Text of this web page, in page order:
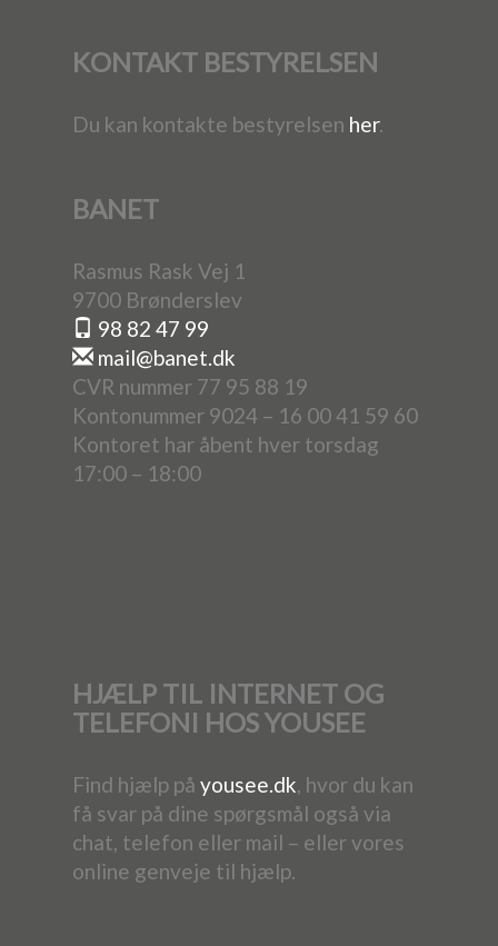
KONTAKT BESTYRELSEN
Du kan kontakte bestyrelsen her.
BANET
Rasmus Rask Vej 1
9700 Brønderslev
98 82 47 99
mail@banet.dk
CVR nummer 77 95 88 19
Kontonummer 9024 – 16 00 41 59 60
Kontoret har åbent hver torsdag
17:00 – 18:00
HJÆLP TIL INTERNET OG
TELEFONI HOS YOUSEE
Find hjælp på yousee.dk, hvor du kan
få svar på dine spørgsmål også via
chat, telefon eller mail – eller vores
online genveje til hjælp.